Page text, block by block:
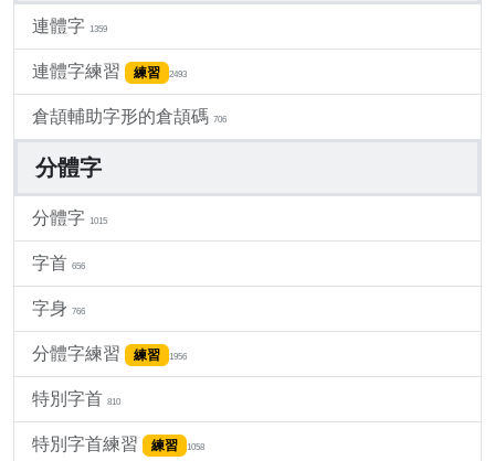
連體字 1359
連體字練習 練習 2493
倉頡輔助字形的倉頡碼 706
分體字
分體字 1015
字首 656
字身 766
分體字練習 練習 1956
特別字首 810
特別字首練習 練習 1058